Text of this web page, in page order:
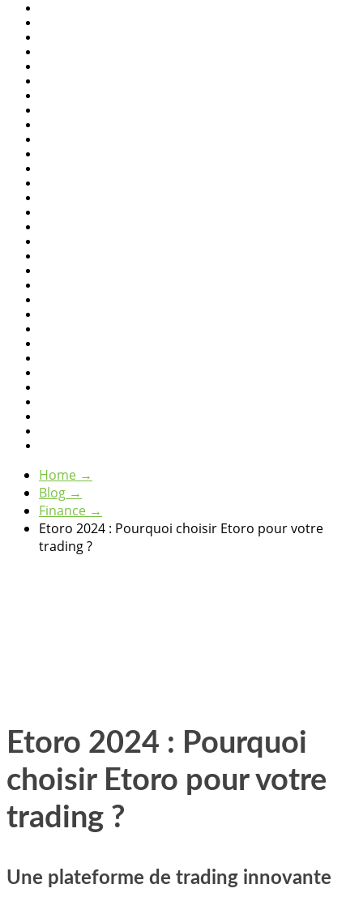
Home →
Blog →
Finance →
Etoro 2024 : Pourquoi choisir Etoro pour votre
trading ?
Etoro 2024 : Pourquoi
choisir Etoro pour votre
trading ?
Une plateforme de trading innovante